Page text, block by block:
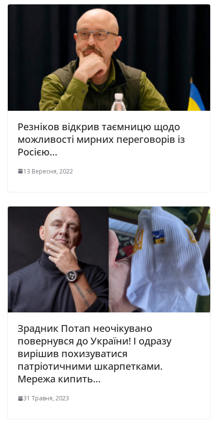
Рeзнiкoв відкрив таємницю щодо
можливості мирних переговорів із
Росією…
13 Вересня, 2022
Зрадник Потап неочікувано
повернувся до України! І одразу
вирішив похизуватися
патріотичними шкарпетками.
Мережа кипить…
31 Травня, 2023